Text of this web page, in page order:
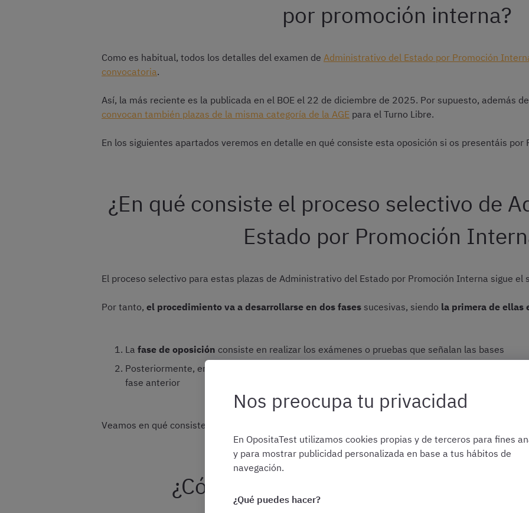
por promoción interna?
Como es habitual, todos los detalles del examen de Administrativo del Estado por Promoción
convocatoria.
Así, la más reciente es la publicada en el BOE el 22 de diciembre de 2025. Por supuesto, además
convocan también plazas de la misma categoría de la AGE para el Turno Libre.
En los siguientes apartados veremos en detalle en qué consiste esta oposición si os presentáis por
¿En qué consiste el proceso selectivo de
Estado por Promoción
El proceso selectivo para estas plazas de Administrativo del Estado por Promoción Interna sigue el
Por tanto, el procedimiento va a desarrollarse en dos fases sucesivas, siendo la primera de ellas
La fase de oposición consiste en realizar los exámenes o pruebas que señalan las bases
Posteriormente, en la
se procede a valorar los méritos alegados por los
fase anterior
Veamos en qué consiste cada una de estas fases:
¿Cómo es el examen de Promoción
Nos preocupa tu privacidad
En OpositaTest utilizamos cookies propias y de terceros para fines
y para mostrar publicidad personalizada en base a tus hábitos de
navegación.
¿Qué puedes hacer?